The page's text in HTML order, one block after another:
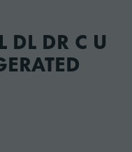
DL DR C U